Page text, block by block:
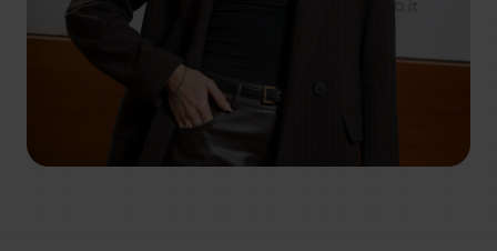
Fabrizia Longo
Administration
Anima Boosten
Perfetto mix di calma e tenacia!
Ester Di Stefano
Trasformo il caos in chiarezza!